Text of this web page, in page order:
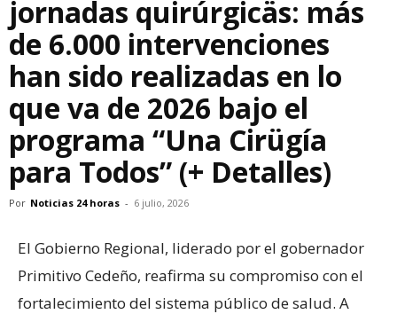
jornadas quirúrgicäs: más
de 6.000 intervenciones
han sido realizadas en lo
que va de 2026 bajo el
programa “Una Cirügía
para Todos” (+ Detalles)
Por Noticias 24 horas - 6 julio, 2026
El Gobierno Regional, liderado por el gobernador
Primitivo Cedeño, reafirma su compromiso con el
fortalecimiento del sistema público de salud. A